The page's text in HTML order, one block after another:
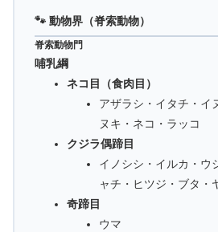
🐾 動物界（脊索動物）
脊索動物門
哺乳綱
ネコ目（食肉目）
アザラシ・イタチ・イ
ヌキ・ネコ・ラッコ
クジラ偶蹄目
イノシシ・イルカ・ウ
ャチ・ヒツジ・ブタ・
奇蹄目
ウマ